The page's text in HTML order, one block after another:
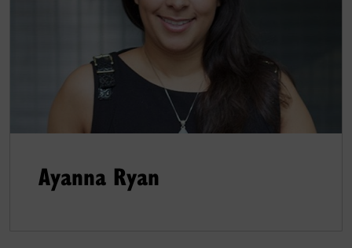
Ayanna Ryan